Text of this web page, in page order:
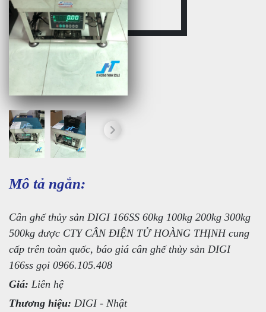
Mô tả ngắn:
Cân ghế thủy sản DIGI 166SS 60kg 100kg 200kg 300kg
500kg được CTY CÂN ĐIỆN TỬ HOÀNG THỊNH cung
cấp trên toàn quốc, báo giá cân ghế thủy sản DIGI
166ss gọi 0966.105.408
Giá: Liên hệ
Thương hiệu: DIGI - Nhật